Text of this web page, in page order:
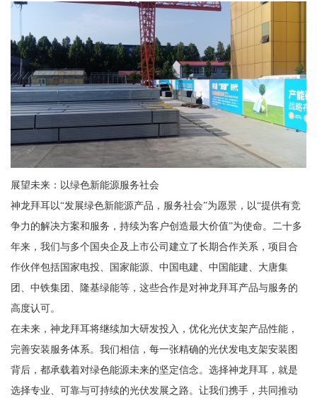
展望未来：以绿色新能源服务社会
神龙拜耳以“发展绿色新能源产品，服务社会”为愿景，以“提供有竞
争力的解决方案和服务，持续为客户创造最大价值”为使命。二十多
年来，我们与多个国央企及上市公司建立了长期合作关系，项目合
作伙伴包括国家电投、国家能源、中国电建、中国能建、大唐集
团、中铁集团、隆基绿能等，这些合作是对神龙拜耳产品与服务的
高度认可。
在未来，神龙拜耳将继续加大研发投入，优化光伏支架产品性能，
完善安装服务体系。我们相信，每一张精确的光伏发电支架安装图
背后，都承载着对绿色能源未来的坚定信念。选择神龙拜耳，就是
选择专业、可靠与可持续的光伏发展之路。让我们携手，共同推动